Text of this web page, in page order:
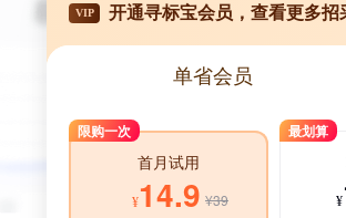
VIP 开通寻标宝会员，查看更多招
单省会员
限购一次
首月试用
¥14.9 ¥39
最划算
¥